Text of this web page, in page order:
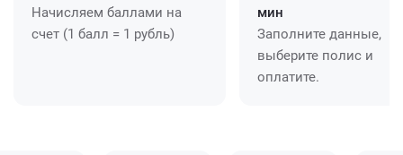
Начисляем баллами на
счет (1 балл = 1 рубль)
мин
Заполните данные,
выберите полис и
оплатите.